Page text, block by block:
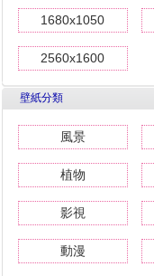
1680x1050
2560x1600
壁紙分類
風景
植物
影視
動漫